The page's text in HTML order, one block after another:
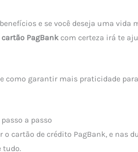
e se você deseja uma vida
PagBank com certeza irá te
como garantir mais praticidade
a passo
cartão de crédito PagBank, e nas
tudo.